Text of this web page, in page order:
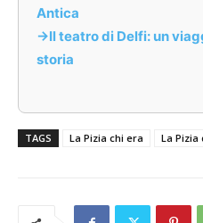
Antica
->Il teatro di Delfi: un
storia
TAGS La Pizia chi era La Pizia